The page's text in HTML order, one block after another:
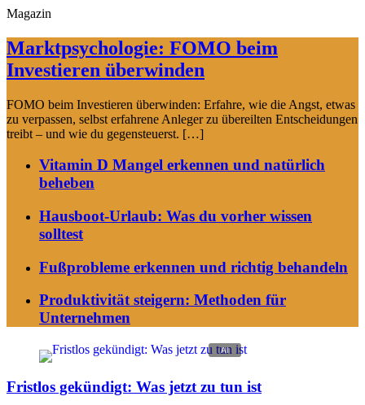
Magazin
Marktpsychologie: FOMO beim
Investieren überwinden
FOMO beim Investieren überwinden: Erfahre, wie die Angst, etwas
zu verpassen, selbst erfahrene Anleger zu übereilten Entscheidungen
treibt – und wie du gegensteuerst. […]
Vitamin D Mangel erkennen und natürlich
beheben
Hausboot-Urlaub: Was du vorher wissen
solltest
Fußprobleme erkennen und richtig behandeln
Produktivität steigern: Methoden für
Unternehmen
Fristlos gekündigt: Was jetzt zu tun ist